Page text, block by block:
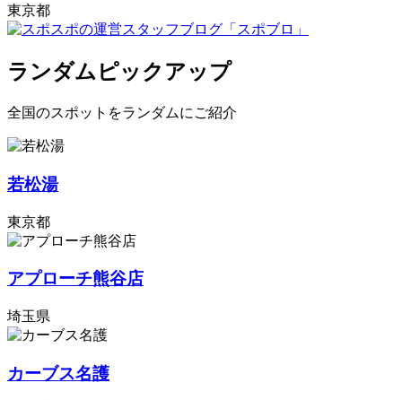
東京都
ランダムピックアップ
全国のスポットをランダムにご紹介
若松湯
東京都
アプローチ熊谷店
埼玉県
カーブス名護